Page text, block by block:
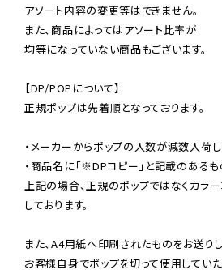
アソート内容の変更等はできません。
また、商品によってはアソート比率が
均等になっていない商品もございます。
【DP/POPについて】
正規ポップは先着順となっております。
・メーカーからポップの入数が減数入荷
・商品名に「※DPコピー」と記載のあるも
上記の場合、正規のポップではなくカラ
しております。
また、A4用紙へ印刷されたものをお送り
お客様自身でポップを切って使用していた